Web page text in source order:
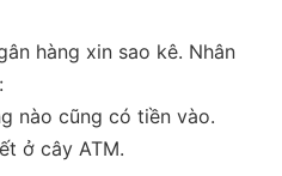
hàng xin sao kê. Nhân
nào cũng có tiền vào.
ở cây ATM.